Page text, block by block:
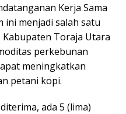
Kerja Sama
ini menjadi salah satu
Toraja Utara
perkebunan
meningkatkan
petani kopi.
ada 5 (lima)